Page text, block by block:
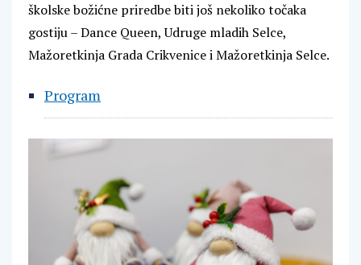
školske božićne priredbe biti još nekoliko točaka
gostiju – Dance Queen, Udruge mladih Selce,
Mažoretkinja Grada Crikvenice i Mažoretkinja Selce.
Program